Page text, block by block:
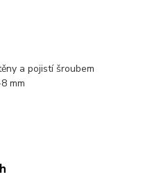
a pojistí šroubem
mm